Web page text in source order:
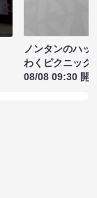
ノンタンのハッ
わくピクニック
08/08 09:30 開